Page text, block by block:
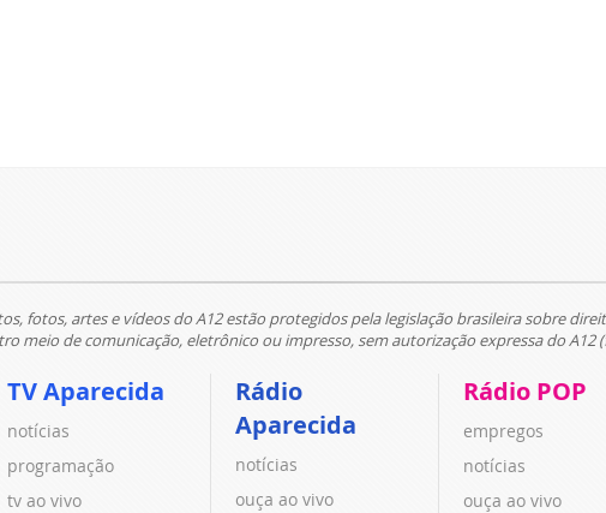
fotos, artes e vídeos do A12 estão protegidos pela legislação brasileira sobre
meio de comunicação, eletrônico ou impresso, sem autorização expressa do A12
TV Aparecida
notícias
programação
tv ao vivo
Rádio
Aparecida
notícias
ouça ao vivo
Rádio POP
empregos
notícias
ouça ao vivo